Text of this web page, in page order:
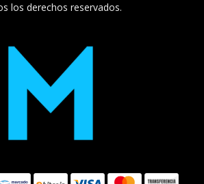
los derechos reservados.